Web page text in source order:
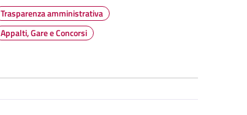
Trasparenza amministrativa
Appalti, Gare e Concorsi